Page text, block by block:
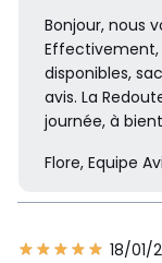
Bonjour, nous
Effectivement,
disponibles,
avis. La
journée, à
Flore, Equipe
18/01/